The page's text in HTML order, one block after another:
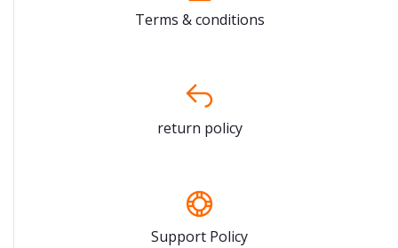
Terms & conditions
return policy
Support Policy